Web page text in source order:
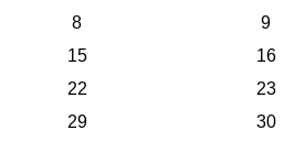
8 9
15 16
22 23
29 30